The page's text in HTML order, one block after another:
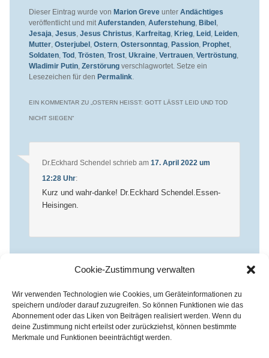
Cookie-Zustimmung verwalten
Wir verwenden Technologien wie Cookies, um Geräteinformationen zu
speichern und/oder darauf zuzugreifen. So können Funktionen wie das
Abonnement oder das Liken von Beiträgen realisiert werden. Wenn du
deine Zustimmung nicht erteilst oder zurückziehst, können bestimmte
Merkmale und Funktionen beeinträchtigt werden.
Dieser Eintrag wurde von Marion Greveunter Andächtiges
veröffentlicht und mit Auferstanden, Auferstehung, Bibel,
Jesaja Jesus Jesus Christus Karfreitag, Krieg, Leid, Leiden,
Mutter, Osterjubel, Ostern, Ostersonntag, Passion, Prophet,
Soldaten, Tod, Trösten, Trost, Ukraine, Vertrauen, Vertröstung,
Wladimir Putin, Zerstörungverschlagwortet. Setze ein
Lesezeichen für den Permalink.
EIN KOMMENTAR ZU „ OSTERN HEISST: GOTT LÄSST LEID UND TOD N
ICHT SIEGEN “
Dr.Eckhard Schendel schrieb am 17. April 2022 um
12:28 Uhr:
Kurz und wahr-danke! Dr.Eckhard Schendel.Essen-
Heisingen.
Die Kommentare sind
geschlossen.
Kirchenkreis Essen | Referat für Presse- und Öffentlichkeitsarbeit /